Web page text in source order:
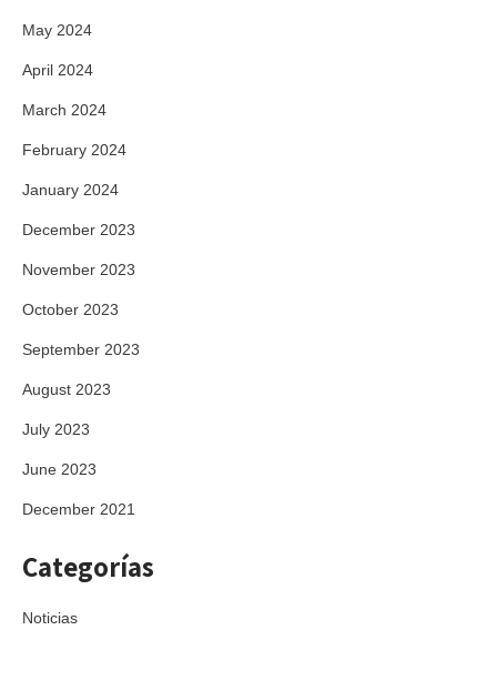
May 2024
April 2024
March 2024
February 2024
January 2024
December 2023
November 2023
October 2023
September 2023
August 2023
July 2023
June 2023
December 2021
Categorías
Noticias